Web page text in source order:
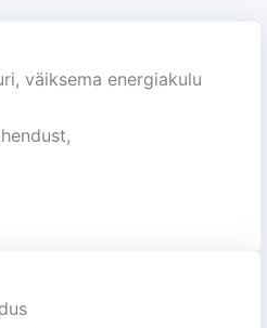
väiksema energiakulu